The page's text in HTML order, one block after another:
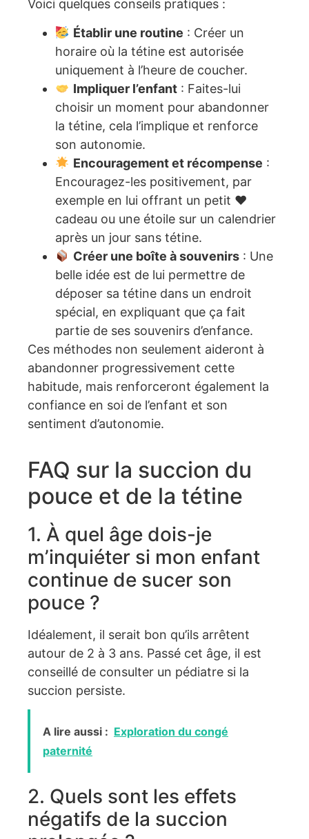
Voici quelques conseils pratiques :
Établir une routine : Créer un
horaire où la tétine est autorisée
uniquement à l’heure de coucher.
Impliquer l’enfant: Faites-lui
choisir un moment pour abandonner
la tétine, cela l’implique et renforce
son autonomie.
Encouragement et récompense :
Encouragez-les positivement, par
exemple en lui offrant un petit ♥️
cadeau ou une étoile sur un calendrier
après un jour sans tétine.
Créer une boîte à souvenirs: Une
belle idée est de lui permettre de
déposer sa tétine dans un endroit
spécial, en expliquant que ça fait
partie de ses souvenirs d’enfance.
Ces méthodes non seulement aideront à
abandonner progressivement cette
habitude, mais renforceront également la
confiance en soi de l’enfant et son
sentiment d’autonomie.
FAQ sur la succion du
pouce et de la tétine
1. À quel âge dois-je
m’inquiéter si mon enfant
continue de sucer son
pouce ?
Idéalement, il serait bon qu’ils arrêtent
autour de 2 à 3 ans. Passé cet âge, il est
conseillé de consulter un pédiatre si la
succion persiste.
A lire aussi : Exploration du congé
paternité
2. Quels sont les effets
négatifs de la succion